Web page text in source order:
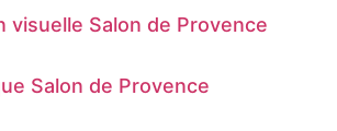
visuelle Salon de Provence
Salon de Provence